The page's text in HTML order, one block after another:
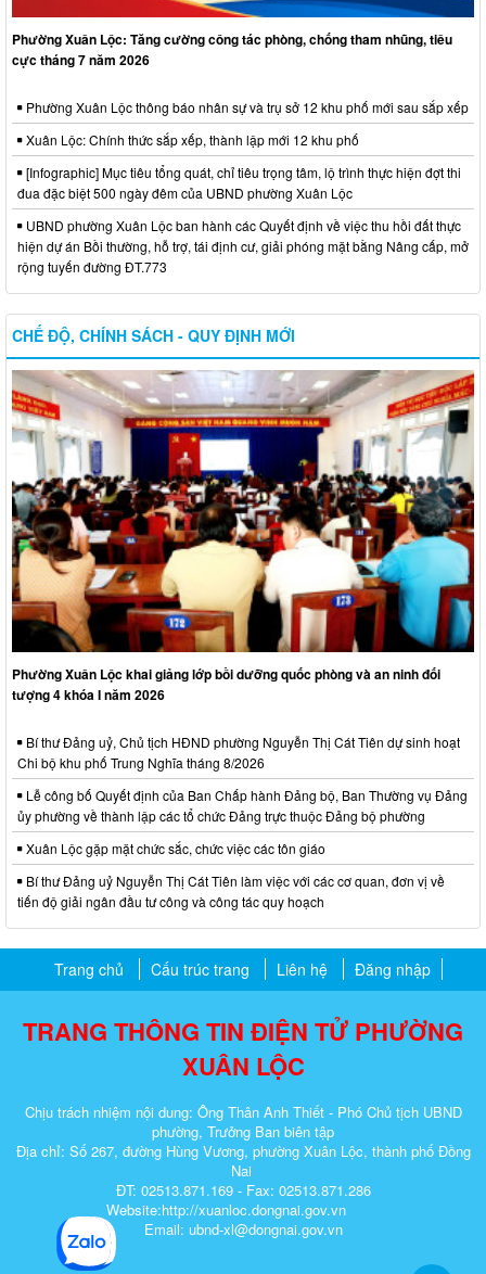
Phường Xuân Lộc: Tăng cường công tác phòng, chống tham nhũng, tiêu
cực tháng 7 năm 2026
Phường Xuân Lộc thông báo nhân sự và trụ sở 12 khu phố mới sau sắp xếp
Xuân Lộc: Chính thức sắp xếp, thành lập mới 12 khu phố
[Infographic] Mục tiêu tổng quát, chỉ tiêu trọng tâm, lộ trình thực hiện đợt thi
đua đặc biệt 500 ngày đêm của UBND phường Xuân Lộc
UBND phường Xuân Lộc ban hành các Quyết định về việc thu hồi đất thực
hiện dự án Bồi thường, hỗ trợ, tái định cư, giải phóng mặt bằng Nâng cấp, mở
rộng tuyến đường ĐT.773
CHẾ ĐỘ, CHÍNH SÁCH - QUY ĐỊNH MỚI
Phường Xuân Lộc khai giảng lớp bồi dưỡng quốc phòng và an ninh đối
tượng 4 khóa I năm 2026
Bí thư Đảng uỷ, Chủ tịch HĐND phường Nguyễn Thị Cát Tiên dự sinh hoạt
Chi bộ khu phố Trung Nghĩa tháng 8/2026
Lễ công bố Quyết định của Ban Chấp hành Đảng bộ, Ban Thường vụ Đảng
ủy phường về thành lập các tổ chức Đảng trực thuộc Đảng bộ phường
Xuân Lộc gặp mặt chức sắc, chức việc các tôn giáo
Bí thư Đảng uỷ Nguyễn Thị Cát Tiên làm việc với các cơ quan, đơn vị về
tiến độ giải ngân đầu tư công và công tác quy hoạch
Trang chủ Cấu trúc trang Liên hệ Đăng nhập
TRANG THÔNG TIN ĐIỆN TỬ PHƯỜNG
XUÂN LỘC
Chịu trách nhiệm nội dung: Ông Thân Anh Thiết - Phó Chủ tịch UBND
phường, Trưởng Ban biên tập
Địa chỉ: Số 267, đường Hùng Vương, phường Xuân Lộc, thành phố Đồng
Nai
ĐT: 02513.871.169 - Fax: 02513.871.286
Website:http://xuanloc.dongnai.gov.vn
Email: ubnd-xl@dongnai.gov.vn​